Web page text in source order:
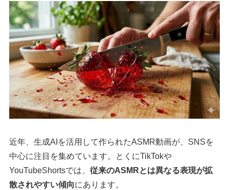
近年、生成AIを活用して作られたASMR動画が、SNSを
中心に注目を集めています。とくにTikTokや
YouTubeShortsでは、 従来のASMRとは異なる表現が拡
散されやすい傾向にあります。